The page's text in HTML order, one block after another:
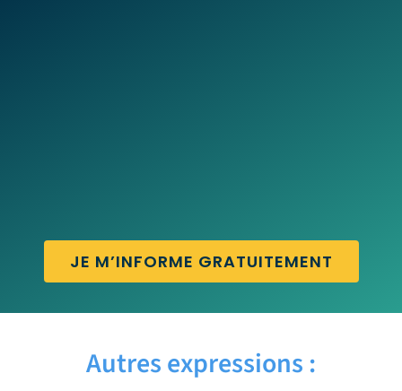
JE M’INFORME GRATUITEMENT
Autres expressions :